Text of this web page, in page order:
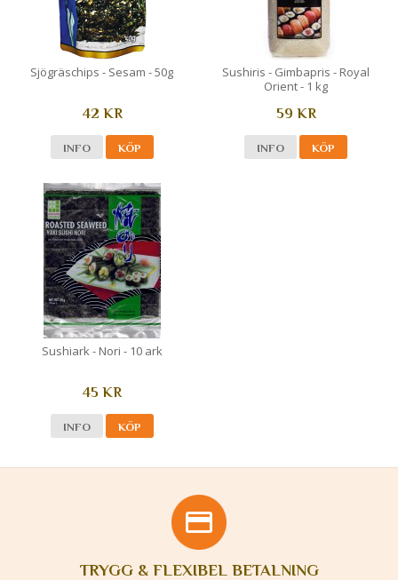
Sjögräschips - Sesam - 50g
42 KR
INFO KÖP
Sushiris - Gimbapris - Royal
Orient - 1 kg
59 KR
INFO KÖP
Sushiark - Nori - 10 ark
45 KR
INFO KÖP
TRYGG & FLEXIBEL BETALNING